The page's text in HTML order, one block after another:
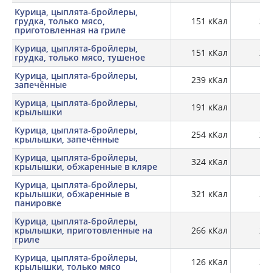
Курица, цыплята-бройлеры,
грудка, только мясо,
приготовленная на гриле
151 кКал
Курица, цыплята-бройлеры,
грудка, только мясо, тушеное 151 кКал
Курица, цыплята-бройлеры,
запечённые 239 кКал
Курица, цыплята-бройлеры,
крылышки 191 кКал
Курица, цыплята-бройлеры,
крылышки, запечённые 254 кКал
Курица, цыплята-бройлеры,
крылышки, обжаренные в кляре 324 кКал
Курица, цыплята-бройлеры,
крылышки, обжаренные в
панировке
321 кКал
Курица, цыплята-бройлеры,
крылышки, приготовленные на
гриле
266 кКал
Курица, цыплята-бройлеры,
крылышки, только мясо 126 кКал